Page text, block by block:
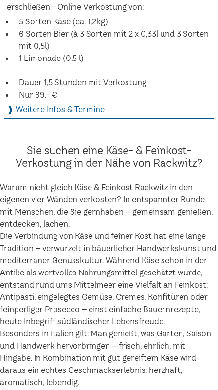
erschließen - Online Verkostung von:
5 Sorten Käse (ca. 1,2kg)
6 Sorten Bier (à 3 Sorten mit 2 x 0,33l und 3 Sorten
mit 0,5l)
1 Limonade (0,5 l)
Dauer 1,5 Stunden mit Verkostung
Nur 69,- €
❱ Weitere Infos & Termine
Sie suchen eine Käse- & Feinkost-
Verkostung in der Nähe von Rackwitz?
Warum nicht gleich Käse & Feinkost Rackwitz in den
eigenen vier Wänden verkosten? In entspannter Runde
mit Menschen, die Sie gernhaben – gemeinsam genießen,
entdecken, lachen.
Die Verbindung von Käse und feiner Kost hat eine lange
Tradition – verwurzelt in bäuerlicher Handwerkskunst und
mediterraner Genusskultur. Während Käse schon in der
Antike als wertvolles Nahrungsmittel geschätzt wurde,
entstand rund ums Mittelmeer eine Vielfalt an Feinkost:
Antipasti, eingelegtes Gemüse, Cremes, Konfitüren oder
feinperliger Prosecco – einst einfache Bauernrezepte,
heute Inbegriff südländischer Lebensfreude.
Besonders in Italien gilt: Man genießt, was Garten, Saison
und Handwerk hervorbringen – frisch, ehrlich, mit
Hingabe. In Kombination mit gut gereiftem Käse wird
daraus ein echtes Geschmackserlebnis: herzhaft,
aromatisch, lebendig.